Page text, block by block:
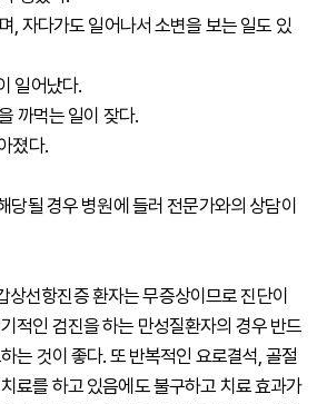
, 자다가도 일어나서 소변을 보는 일도 있
일어났다.
까먹는 일이 잦다.
졌다.
당될 경우 병원에 들러 전문가와의 상담이
상선항진증 환자는 무증상이므로 진단이
적인 검진을 하는 만성질환자의 경우 반드
는 것이 좋다. 또 반복적인 요로결석, 골절
료를 하고 있음에도 불구하고 치료 효과가